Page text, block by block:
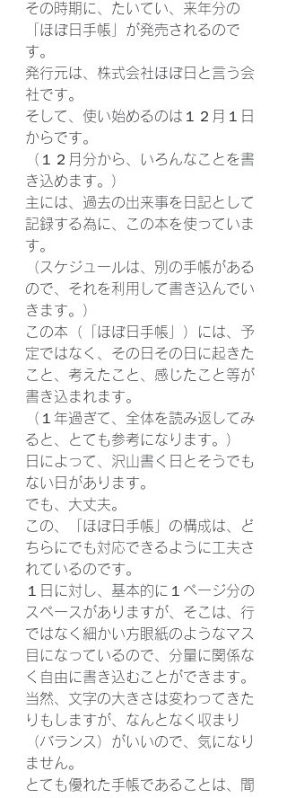
その時期に、たいてい、来年分の
「ほぼ日手帳」が発売されるので
す。
発行元は、株式会社ほぼ日と言う会
社です。
そして、使い始めるのは１２月１日
からです。
（１２月分から、いろんなことを書
き込めます。）
主には、過去の出来事を日記として
記録する為に、この本を使っていま
す。
（スケジュールは、別の手帳がある
ので、それを利用して書き込んでい
きます。）
この本（「ほぼ日手帳」）には、予
定ではなく、その日その日に起きた
こと、考えたこと、感じたこと等が
書き込まれます。
（１年過ぎて、全体を読み返してみ
ると、とても参考になります。）
日によって、沢山書く日とそうでも
ない日があります。
でも、大丈夫。
この、「ほぼ日手帳」の構成は、ど
ちらにでも対応できるように工夫さ
れているのです。
１日に対し、基本的に１ページ分の
スペースがありますが、そこは、行
ではなく細かい方眼紙のようなマス
目になっているので、分量に関係な
く自由に書き込むことができます。
当然、文字の大きさは変わってきた
りもしますが、なんとなく収まり
（バランス）がいいので、気になり
ません。
とても優れた手帳であることは、間